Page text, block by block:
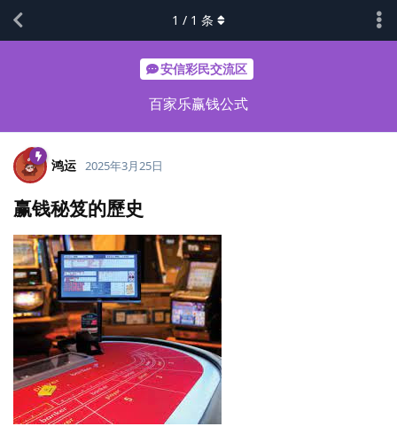
安信彩民交流区
百家乐赢钱公式
1 / 1 条
鸿运 2025年3月25日
赢钱秘笈的歷史